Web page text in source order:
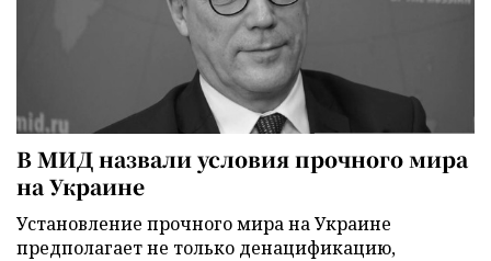
В МИД назвали условия прочного мира
на Украине
Установление прочного мира на Украине
предполагает не только денацификацию,